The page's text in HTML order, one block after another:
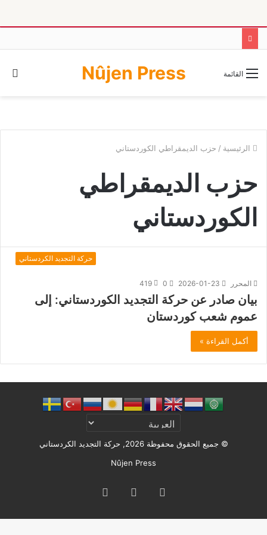
Nûjen Press القائمة
الرئيسية / حزب الديمقراطي الكوردستاني
حزب الديمقراطي
الكوردستاني
حركة التجديد الكردستاني
المحرر 2026-01-23
0
419
بيان صادر عن حركة التجديد الكوردستاني: إلى
عموم شعب كوردستان
أكمل القراءة »
© جميع الحقوق محفوظة 2026, حركة التجديد الكردستاني
Nûjen Press
ملخص
الموقع
Facebook